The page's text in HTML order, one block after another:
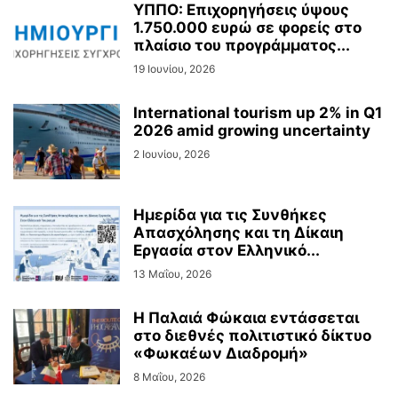
ΥΠΠΟ: Επιχορηγήσεις ύψους
1.750.000 ευρώ σε φορείς στο
πλαίσιο του προγράμματος...
19 Ιουνίου, 2026
International tourism up 2% in Q1
2026 amid growing uncertainty
2 Ιουνίου, 2026
Ημερίδα για τις Συνθήκες
Απασχόλησης και τη Δίκαιη
Εργασία στον Ελληνικό...
13 Μαΐου, 2026
Η Παλαιά Φώκαια εντάσσεται
στο διεθνές πολιτιστικό δίκτυο
«Φωκαέων Διαδρομή»
8 Μαΐου, 2026